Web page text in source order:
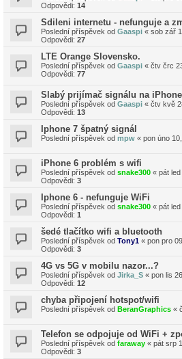
Odpovědi: 14
Sdileni internetu - nefunguje a
Poslední příspěvek od Gaaspi « sob zář
Odpovědi: 27
LTE Orange Slovensko.
Poslední příspěvek od Gaaspi « čtv črc
Odpovědi: 77
Slabý prijímač signálu na iPhone
Poslední příspěvek od Gaaspi « čtv kvě
Odpovědi: 13
Iphone 7 špatný signál
Poslední příspěvek od mpw « pon úno
iPhone 6 problém s wifi
Poslední příspěvek od snake300 « pát
Odpovědi: 3
Iphone 6 - nefunguje WiFi
Poslední příspěvek od snake300 « pát
Odpovědi: 1
šedé tlačítko wifi a bluetooth
Poslední příspěvek od Tony1 « pon pro
Odpovědi: 3
4G vs 5G v mobilu nazor...?
Poslední příspěvek od Jirka_S « pon lis
Odpovědi: 12
chyba připojení hotspot/wifi
Poslední příspěvek od BeranGraphics «
Telefon se odpojuje od WiFi +
Poslední příspěvek od faraway « pát srp
Odpovědi: 3